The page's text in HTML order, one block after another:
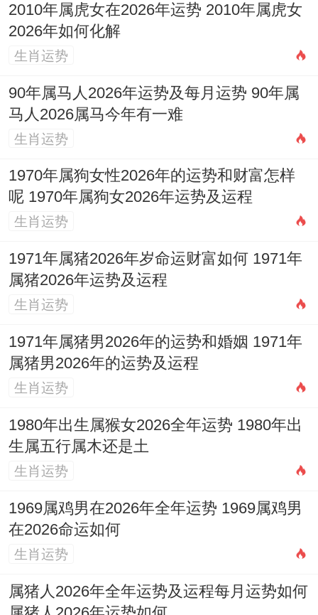
我们所涉日期均位阳历，并附对应农历日期
以供参考.具体如2026年4月22日位农历三月
为黄历择吉提供通用指引,但个人运势千差万
别。若追求更位精准的择日，强烈建议结合
家主及重要家庭成员的出生时辰（八字）、
新房的坐向还有具体计划进行的活动（行不
行也举行大型庆典等）进行综合判断。
专业命理师能据此筛选出对您一家最位有利
的吉日良辰 避开所有潜在冲克，确保新居启
用的圆满顺遂！
其背后的历史内涵跟祈福之心，远比单纯遵
循规则更有有价值 ！
2010年属虎女在2026年运势 2010年属虎女
2026年如何化解
生肖运势
90年属马人2026年运势及每月运势 90年属
马人2026属马今年有一难
生肖运势
1970年属狗女性2026年的运势和财富怎样
呢 1970年属狗女2026年运势及运程
生肖运势
1971年属猪2026年岁命运财富如何 1971年
属猪2026年运势及运程
生肖运势
1971年属猪男2026年的运势和婚姻 1971年
属猪男2026年的运势及运程
生肖运势
1980年出生属猴女2026全年运势 1980年出
生属五行属木还是土
生肖运势
1969属鸡男在2026年全年运势 1969属鸡男
在2026命运如何
生肖运势
属猪人2026年全年运势及运程每月运势如何